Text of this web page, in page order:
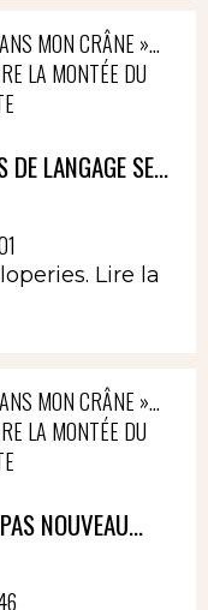
MON CRÂNE »…
LA MONTÉE DU
DE LANGAGE SE...
Lire la
MON CRÂNE »…
LA MONTÉE DU
NOUVEAU...